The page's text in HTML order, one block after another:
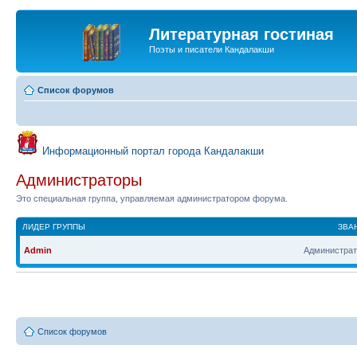
Литературная гостиная
Поэты и писатели Кандалакши
Список форумов
Информационный портал города Кандалакши
Администраторы
Это специальная группа, управляемая администратором форума.
ЛИДЕР ГРУППЫ
Admin
Список форумов